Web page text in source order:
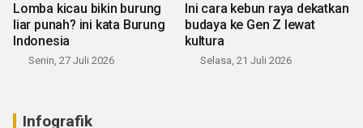
Lomba kicau bikin burung
liar punah? ini kata Burung
Indonesia
Senin, 27 Juli 2026
Ini cara kebun raya dekatkan
budaya ke Gen Z lewat
kultura
Selasa, 21 Juli 2026
Infografik